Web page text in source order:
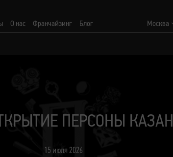
О нас Франчайзинг Блог Москва
ПЕРСОНЫ
15 июля 2026